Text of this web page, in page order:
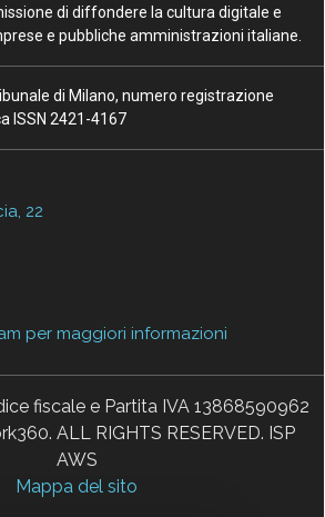
di diffondere la cultura digitale e
e pubbliche amministrazioni italiane.
di Milano, numero registrazione
ISSN 2421-4167
22
per maggiori informazioni
fiscale e Partita IVA 13868590962
ALL RIGHTS RESERVED. ISP
AWS
Mappa del sito